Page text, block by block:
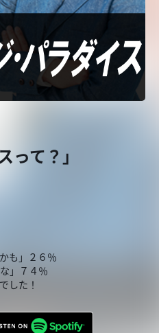
って？」
も」２６％
」７４％
した！